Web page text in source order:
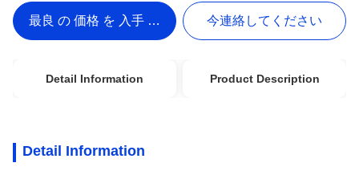
最良 の 価格 を 入手 する 今連絡してください
Detail Information Product Description
Detail Information